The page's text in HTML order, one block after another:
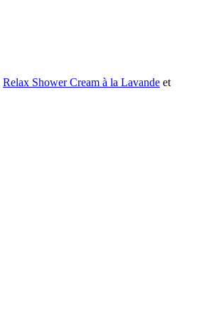
Relax Shower Cream à la Lavande et